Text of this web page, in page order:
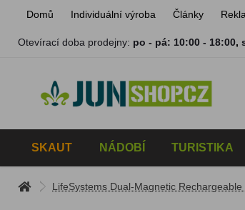
Domů Individuální výroba Články
Otevírací doba prodejny: po - pá: 10:00 - 18:00,
SKAUT NÁDOBÍ TURISTIKA
LifeSystems Dual-Magnetic